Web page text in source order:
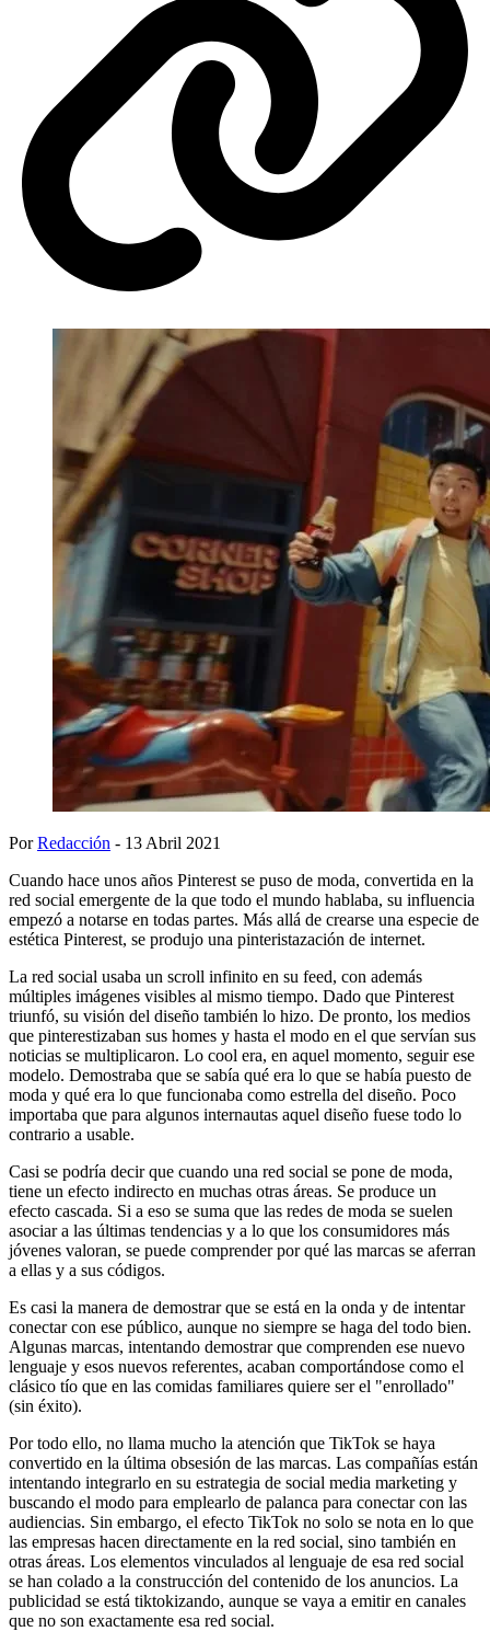
PorRedacción - 13 Abril 2021
Cuando hace unos años Pinterest se puso de moda, convertida en la
red social emergente de la que todo el mundo hablaba, su influencia
empezó a notarse en todas partes. Más allá de crearse una especie de
estética Pinterest, se produjo una pinteristazación de internet.
La red social usaba un scroll infinito en su feed, con además
múltiples imágenes visibles al mismo tiempo. Dado que Pinterest
triunfó, su visión del diseño también lo hizo. De pronto, los medios
que pinterestizaban sus homes y hasta el modo en el que servían sus
noticias se multiplicaron. Lo cool era, en aquel momento, seguir ese
modelo. Demostraba que se sabía qué era lo que se había puesto de
moda y qué era lo que funcionaba como estrella del diseño. Poco
importaba que para algunos internautas aquel diseño fuese todo lo
contrario a usable.
Casi se podría decir que cuando una red social se pone de moda,
tiene un efecto indirecto en muchas otras áreas. Se produce un
efecto cascada. Si a eso se suma que las redes de moda se suelen
asociar a las últimas tendencias y a lo que los consumidores más
jóvenes valoran, se puede comprender por qué las marcas se aferran
a ellas y a sus códigos.
Es casi la manera de demostrar que se está en la onda y de intentar
conectar con ese público, aunque no siempre se haga del todo bien.
Algunas marcas, intentando demostrar que comprenden ese nuevo
lenguaje y esos nuevos referentes, acaban comportándose como el
clásico tío que en las comidas familiares quiere ser el "enrollado"
(sin éxito).
Por todo ello, no llama mucho la atención que TikTok se haya
convertido en la última obsesión de las marcas. Las compañías están
intentando integrarlo en su estrategia de social media marketing y
buscando el modo para emplearlo de palanca para conectar con las
audiencias. Sin embargo, el efecto TikTok no solo se nota en lo que
las empresas hacen directamente en la red social, sino también en
otras áreas. Los elementos vinculados al lenguaje de esa red social
se han colado a la construcción del contenido de los anuncios. La
publicidad se está tiktokizando, aunque se vaya a emitir en canales
que no son exactamente esa red social.